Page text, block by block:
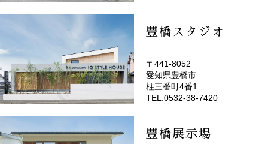
豊橋スタジオ
(EMOTOP豊橋)
〒441-8052
愛知県豊橋市
柱三番町4番1
TEL:0532-38-7420
豊橋展示場